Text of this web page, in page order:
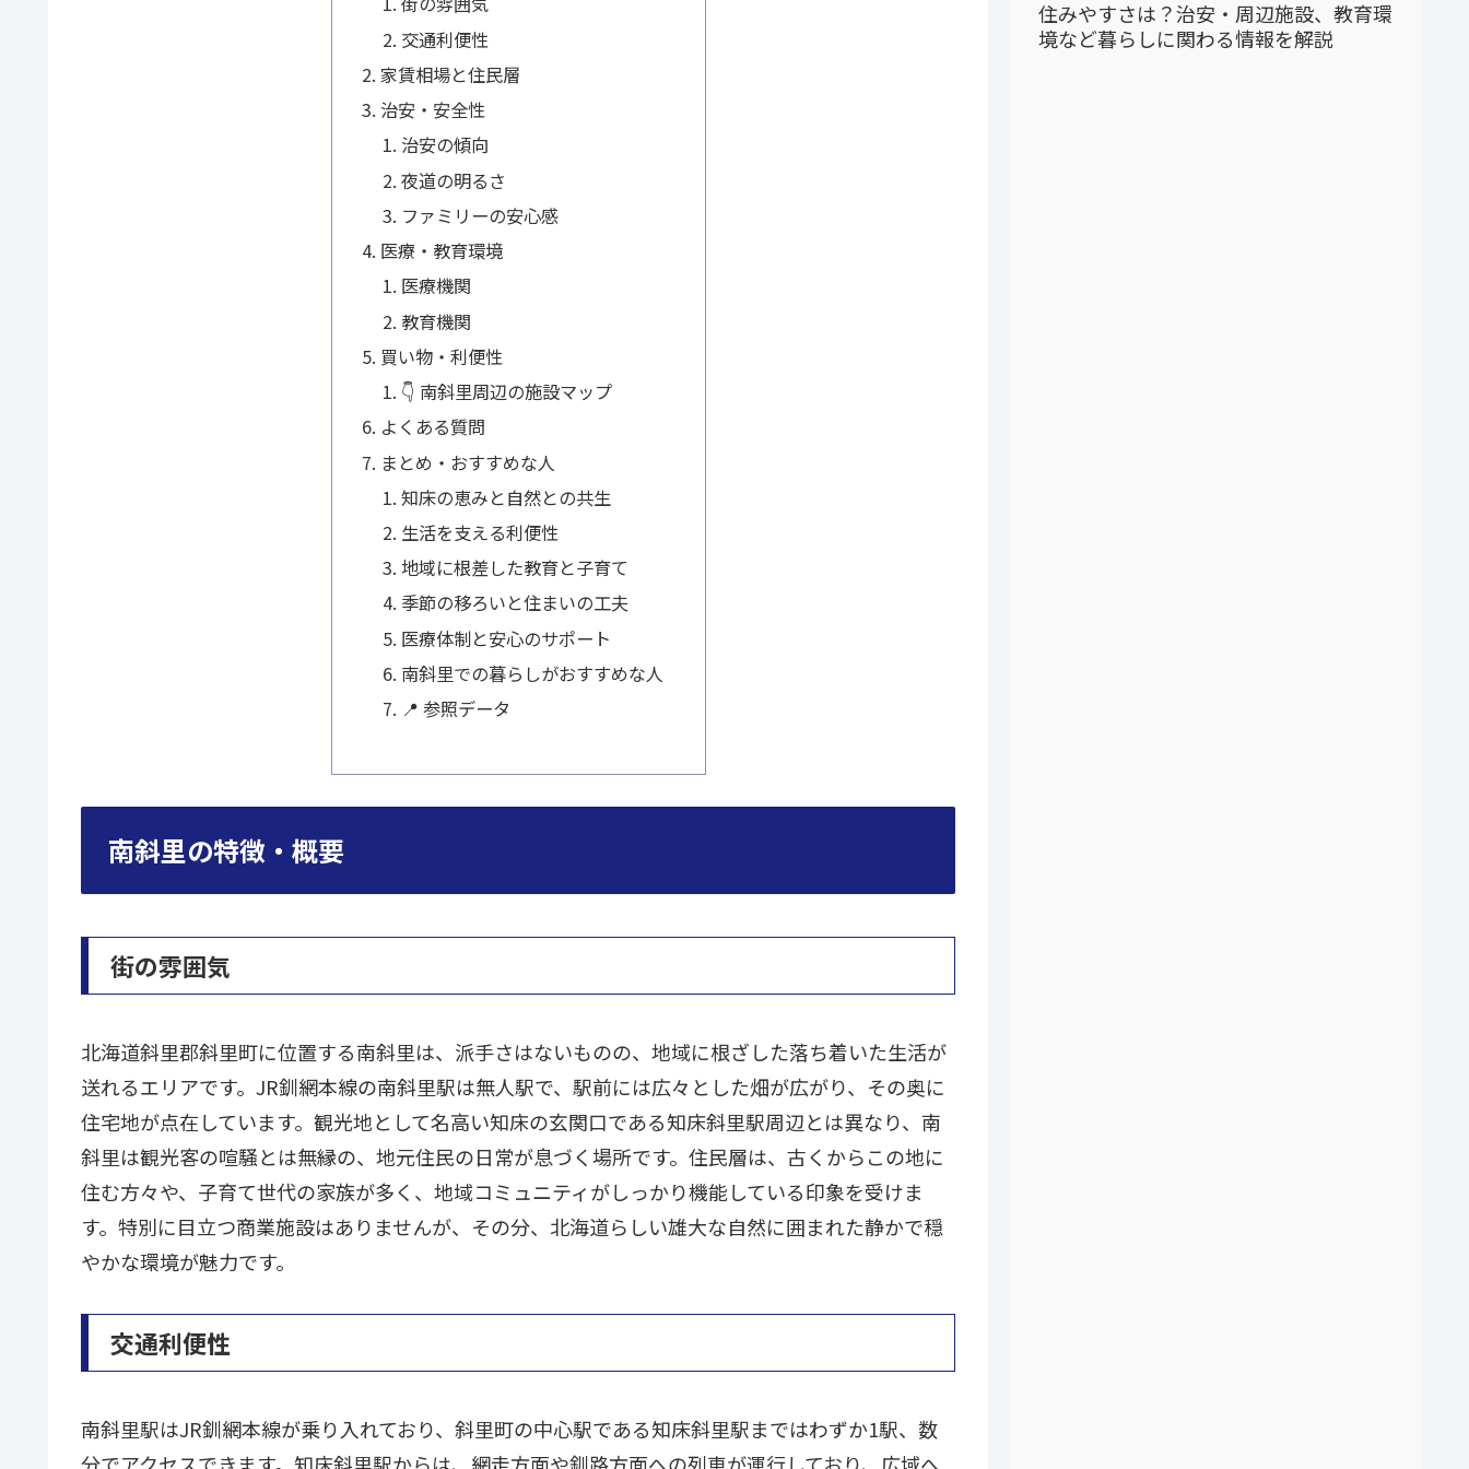
交通利便性
家賃相場と住民層
治安・安全性
治安の傾向
夜道の明るさ
ファミリーの安心感
医療・教育環境
医療機関
教育機関
買い物・利便性
👇 南斜里周辺の施設マップ
よくある質問
まとめ・おすすめな人
知床の恵みと自然との共生
生活を支える利便性
地域に根差した教育と子育て
季節の移ろいと住まいの工夫
医療体制と安心のサポート
南斜里での暮らしがおすすめな人
📍 参照データ
南斜里の特徴・概要
街の雰囲気
北海道斜里郡斜里町に位置する南斜里は、派手さはないものの、地域に根ざした落ち着いた生活が
送れるエリアです。JR釧網本線の南斜里駅は無人駅で、駅前には広々とした畑が広がり、その奥に
住宅地が点在しています。観光地として名高い知床の玄関口である知床斜里駅周辺とは異なり、南
斜里は観光客の喧騒とは無縁の、地元住民の日常が息づく場所です。住民層は、古くからこの地に
住む方々や、子育て世代の家族が多く、地域コミュニティがしっかり機能している印象を受けま
す。特別に目立つ商業施設はありませんが、その分、北海道らしい雄大な自然に囲まれた静かで穏
やかな環境が魅力です。
交通利便性
南斜里駅はJR釧網本線が乗り入れており、斜里町の中心駅である知床斜里駅まではわずか1駅、数
住みやすさは？治安・周辺施設、教育環
境など暮らしに関わる情報を解説